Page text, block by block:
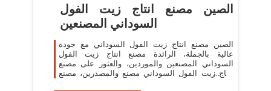
الصين مصنع انتاج زيت الفول
السوداني المصنعين
الصين مصنع انتاج زيت الفول السوداني مع جودة
عالية بالجملة، الرائدة مصنع انتاج زيت الفول
السوداني المصنعين والموردين، والعثور على مصنع
انتاج زيت الفول السوداني مصنع والمصدرين، مصنع